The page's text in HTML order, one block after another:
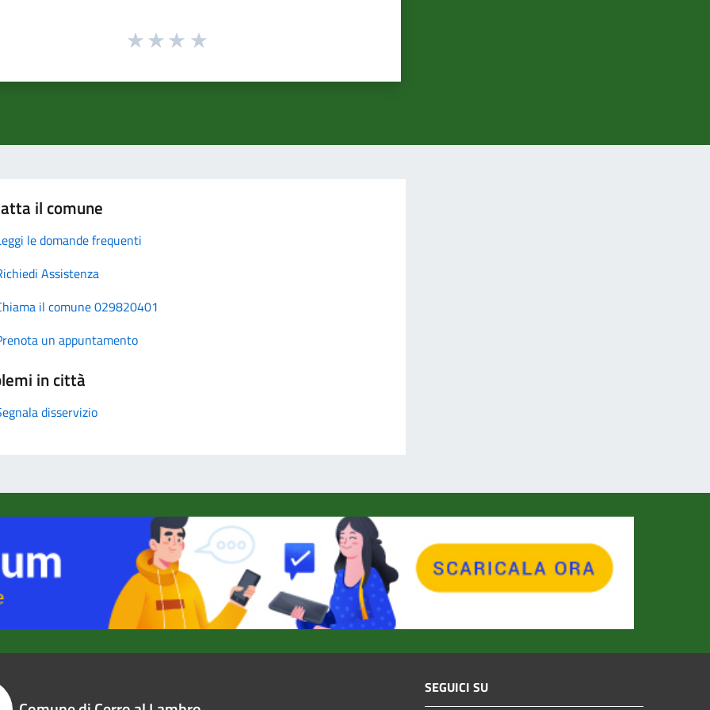
il comune
le domande frequenti
Assistenza
il comune 029820401
un appuntamento
in città
disservizio
SEGUICI SU